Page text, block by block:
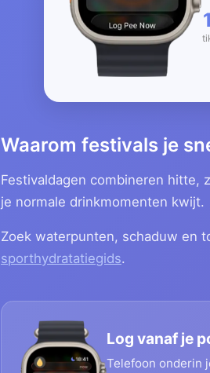
1
Waarom festivals je
Festivaldagen combineren hitte,
je normale drinkmomenten kwijt.
Zoek waterpunten, schaduw en
sporthydratatiegids.
Log vanaf je
Telefoon onderin